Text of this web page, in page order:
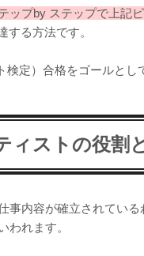
ップby ステップで上記
する方法です。
検定）合格をゴールとし
ィストの役割
事内容が確立されてい
われます。